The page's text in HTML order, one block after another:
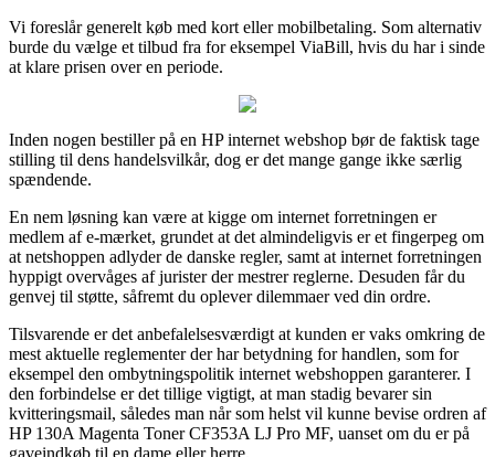
Vi foreslår generelt køb med kort eller mobilbetaling. Som alternativ
burde du vælge et tilbud fra for eksempel ViaBill, hvis du har i sinde
at klare prisen over en periode.
Inden nogen bestiller på en HP internet webshop bør de faktisk tage
stilling til dens handelsvilkår, dog er det mange gange ikke særlig
spændende.
En nem løsning kan være at kigge om internet forretningen er
medlem af e-mærket, grundet at det almindeligvis er et fingerpeg om
at netshoppen adlyder de danske regler, samt at internet forretningen
hyppigt overvåges af jurister der mestrer reglerne. Desuden får du
genvej til støtte, såfremt du oplever dilemmaer ved din ordre.
Tilsvarende er det anbefalelsesværdigt at kunden er vaks omkring de
mest aktuelle reglementer der har betydning for handlen, som for
eksempel den ombytningspolitik internet webshoppen garanterer. I
den forbindelse er det tillige vigtigt, at man stadig bevarer sin
kvitteringsmail, således man når som helst vil kunne bevise ordren af
HP 130A Magenta Toner CF353A LJ Pro MF, uanset om du er på
gaveindkøb til en dame eller herre.